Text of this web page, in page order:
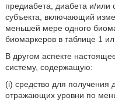
предиабета, диабета и/или
субъекта, включающий
меньшей мере одного
биомаркеров в таблице 1
В другом аспекте
систему, содержащую:
(i) средство для получения
отражающих уровни по